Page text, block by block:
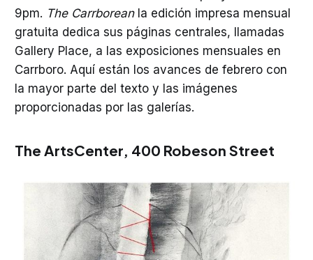
9pm. The Carrboreanla edición impresa mensual
gratuita dedica sus páginas centrales, llamadas
Gallery Place, a las exposiciones mensuales en
Carrboro. Aquí están los avances de febrero con
la mayor parte del texto y las imágenes
proporcionadas por las galerías.
The ArtsCenter, 400 Robeson Street